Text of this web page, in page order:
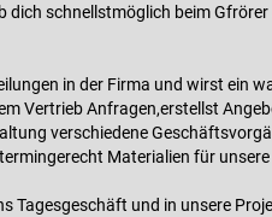
dich schnellstmöglich beim
in der Firma und wirst ein
Vertrieb Anfragen,erstellst
verschiedene
Materialien für
Tagesgeschäft und in unsere